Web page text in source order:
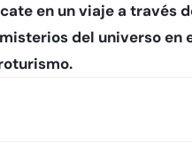
en un viaje a través
del universo en